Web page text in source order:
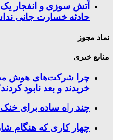
آتش سوزی و انفجار
حادثه خسارت جانی
نماد مجوز
منابع خبری
چرا شرکت‌های هوش
خریدند و بعد نابود
چند راه‌ ساده برای
چهار کاری که هنگام